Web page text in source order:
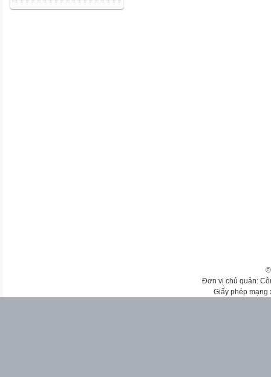
Đơn vị chủ quản:
Giấy phép mạng